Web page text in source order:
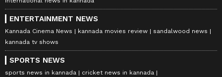
ENTERTAINMENT NEWS
Kannada Cinema News kannada movies review
sandalwood news
kannada tv shows
SPORTS NEWS
sports news in kannada
cricket news in kannada